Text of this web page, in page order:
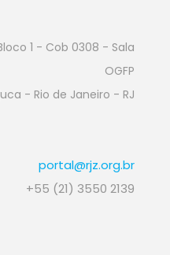
1 - Cob 0308 - Sala
OGFP
- Rio de Janeiro - RJ
portal@rjz.org.br
+55 (21) 3550 2139